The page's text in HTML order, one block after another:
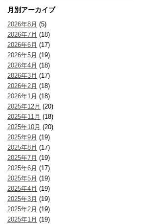
月別アーカイブ
2026年8月 (5)
2026年7月 (18)
2026年6月 (17)
2026年5月 (19)
2026年4月 (18)
2026年3月 (17)
2026年2月 (18)
2026年1月 (18)
2025年12月 (20)
2025年11月 (18)
2025年10月 (20)
2025年9月 (19)
2025年8月 (17)
2025年7月 (19)
2025年6月 (17)
2025年5月 (19)
2025年4月 (19)
2025年3月 (19)
2025年2月 (19)
2025年1月 (19)